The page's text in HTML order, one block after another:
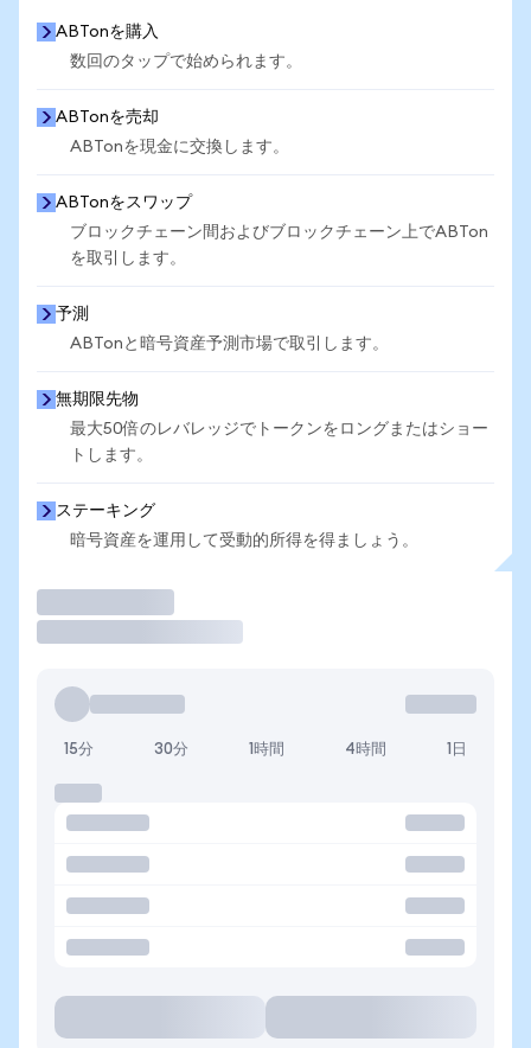
ABTonを購入
数回のタップで始められます。
ABTonを売却
ABTonを現金に交換します。
ABTonをスワップ
ブロックチェーン間およびブロックチェーン上でABTon
を取引します。
予測
ABTonと暗号資産予測市場で取引します。
無期限先物
最大50倍のレバレッジでトークンをロングまたはショー
トします。
ステーキング
暗号資産を運用して受動的所得を得ましょう。
15分 30分 1時間 4時間 1日